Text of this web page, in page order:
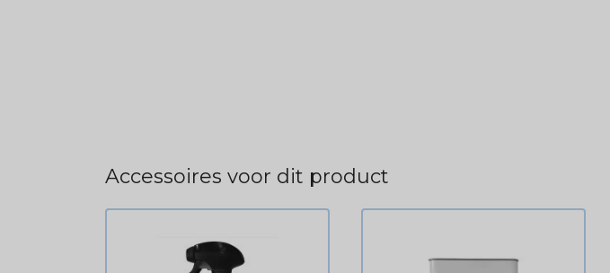
Accessoires voor dit product